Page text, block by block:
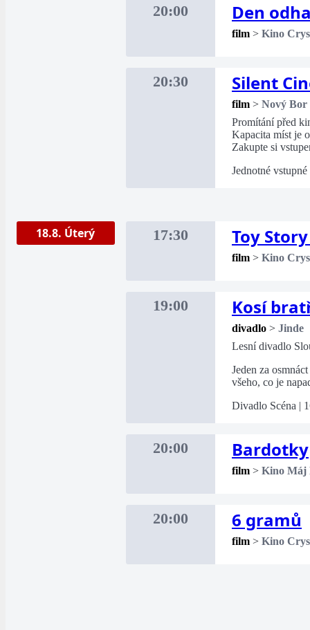
20:00 Den
film > Kino
20:30 Silent
film > Nový Bor
Promítání před
Kapacita míst je
Zakupte si
Jednotné
18.8. Úterý 17:30 Toy
film > Kino
19:00 Kosí
divadlo > Jinde
Lesní divadlo
Jeden za
všeho, co je
Divadlo Scéna |
20:00 Bardotky
film > Kino Máj
20:00 6 gramů
film > Kino